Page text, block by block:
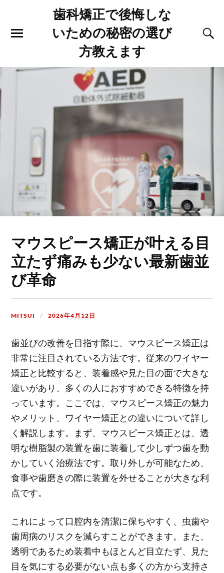
歯科矯正で後悔しな
いための秘密の選び
方教えます
マウスピース矯正が叶える目
立たず痛みも少ない最新歯並
び革命
MITSUI 2026年4月12日
歯並びの改善を目指す際に、マウスピース矯正は
非常に注目されている方法です。従来のワイヤー
矯正と比較すると、装着感や見た目の面で大きな
違いがあり、多くの人におすすめできる特徴を持
っています。ここでは、マウスピース矯正の魅力
やメリット、ワイヤー矯正との違いについて詳し
く解説します。まず、マウスピース矯正とは、透
明な樹脂製の装置を歯に装着して少しずつ歯を動
かしていく治療法です。取り外しが可能なため、
食事や歯磨きの際に装置を外せることが大きな利
点です。
これによって口腔内を清潔に保ちやすく、虫歯や
歯周病のリスクを減らすことができます。また、
透明であるため装着中もほとんど目立たず、見た
目を気にする必要がない点も多くの方から支持さ